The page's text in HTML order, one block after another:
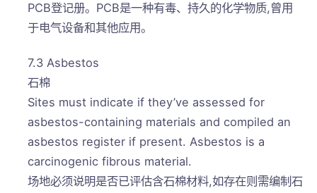
PCB登记册。PCB是一种有毒、持久的化学物质,曾用
于电气设备和其他应用。
7.3 Asbestos
石棉
Sites must indicate if they’ve assessed for
asbestos-containing materials and compiled an
asbestos register if present. Asbestos is a
carcinogenic fibrous material.
场地必须说明是否已评估含石棉材料,如存在则需编制石